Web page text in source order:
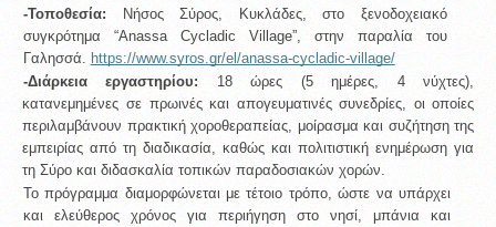
-Τοποθεσία:
Νήσος Σύρος, Κυκλάδες, στο ξενοδοχειακό
συγκρότημα “Anassa Cycladic Village”, στην παραλία του
Γαλησσά. https://www.syros.gr/el/anassa-cycladic-village/
-Διάρκεια εργαστηρίου: 18 ώρες (5 ημέρες, 4 νύχτες),
κατανεμημένες σε πρωινές και απογευματινές συνεδρίες, οι οποίες
περιλαμβάνουν πρακτική χοροθεραπείας, μοίρασμα και συζήτηση της
εμπειρίας από τη διαδικασία, καθώς και πολιτιστική ενημέρωση για
τη Σύρο και διδασκαλία τοπικών παραδοσιακών χορών.
Το πρόγραμμα διαμορφώνεται με τέτοιο τρόπο, ώστε να υπάρχει
και ελεύθερος χρόνος για περιήγηση στο νησί, μπάνια και